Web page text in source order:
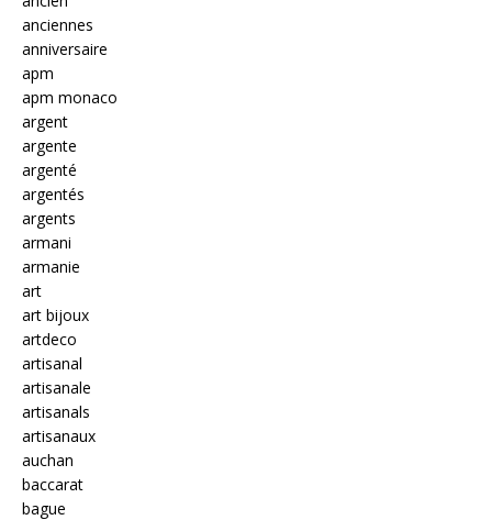
anciennes
anniversaire
apm
apm monaco
argent
argente
argenté
argentés
argents
armani
armanie
art
art bijoux
artdeco
artisanal
artisanale
artisanals
artisanaux
auchan
baccarat
bague